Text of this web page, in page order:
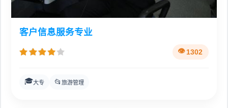
客户信息服务专业
1302
🎓大专 📂 旅游管理